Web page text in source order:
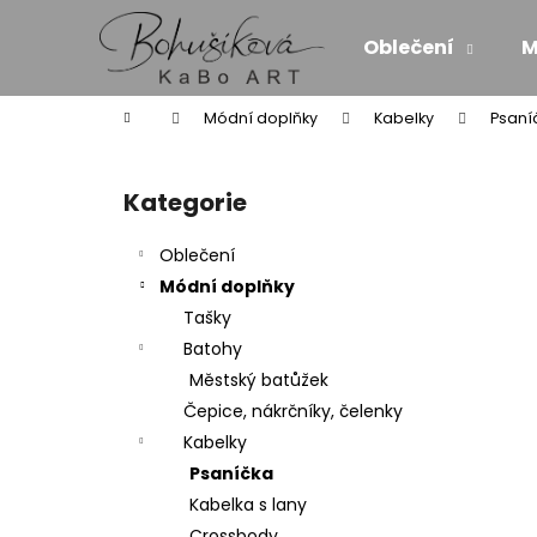
Oblečení
Domů Módní doplňky Kabelky
Přeskočit
kategorie
Kategorie
Oblečení
Módní doplňky
Tašky
Batohy
Městský batůžek
Čepice, nákrčníky, čelenky
Kabelky
Psaníčka
Kabelka s lany
í
Zpět
do
Zpět
do
ZAVINOVACÍ MIDI SUKNĚ/SATÉN - SÍLA